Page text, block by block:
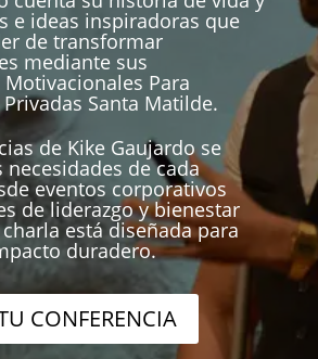
e ideas inspiradoras que
de transformar
mediante sus
Para
Santa Matilde.
de Kike Gaujardo se
necesidades de cada
eventos corporativos
de liderazgo y bienestar
está diseñada para
duradero.
CONFERENCIA